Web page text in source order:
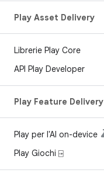
Play Asset Delivery
Librerie Play Core
API Play Developer
Play Feature Delivery
Play per l'AI on-device
Play Giochi ⍈